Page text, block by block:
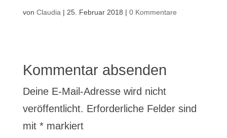
von Claudia | 25. Februar 2018 | 0 Kommentare
Kommentar absenden
Deine E-Mail-Adresse wird nicht
veröffentlicht. Erforderliche Felder sind
mit *markiert